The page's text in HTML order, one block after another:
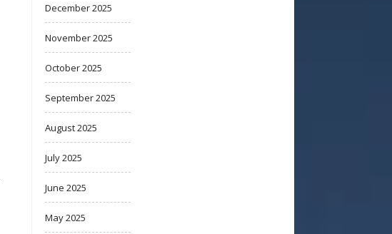
December 2025
November 2025
October 2025
September 2025
August 2025
July 2025
June 2025
May 2025